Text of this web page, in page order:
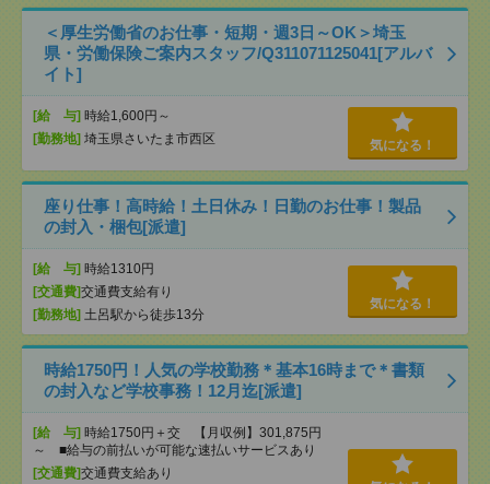
＜厚生労働省のお仕事・短期・週3日～OK＞埼玉
県・労働保険ご案内スタッフ/Q311071125041[アルバ
イト]
[給 与] 時給1,600円～
[勤務地] 埼玉県さいたま市西区 気になる！
座り仕事！高時給！土日休み！日勤のお仕事！製品
の封入・梱包[派遣]
[給 与] 時給1310円
[交通費]交通費支給有り
[勤務地] 土呂駅から徒歩13分
気になる！
時給1750円！人気の学校勤務＊基本16時まで＊書類
の封入など学校事務！12月迄[派遣]
[給 与] 時給1750円＋交 【月収例】301,875円
～ ■給与の前払いが可能な速払いサービスあり
[交通費]交通費支給あり